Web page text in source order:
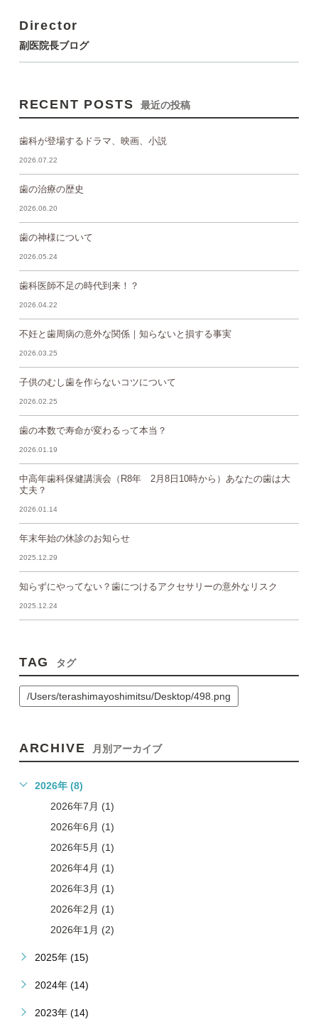
Director
副医院長ブログ
RECENT POSTS 最近の投稿
歯科が登場するドラマ、映画、小説
2026.07.22
歯の治療の歴史
2026.06.20
歯の神様について
2026.05.24
歯科医師不足の時代到来！？
2026.04.22
不妊と歯周病の意外な関係｜知らないと損する事実
2026.03.25
子供のむし歯を作らないコツについて
2026.02.25
歯の本数で寿命が変わるって本当？
2026.01.19
中高年歯科保健講演会（R8年 2月8日10時から）あなたの歯は大
丈夫？
2026.01.14
年末年始の休診のお知らせ
2025.12.29
知らずにやってない？歯につけるアクセサリーの意外なリスク
2025.12.24
TAG タグ
/Users/terashimayoshimitsu/Desktop/498.png
ARCHIVE 月別アーカイブ
2026年 (8)
2026年7月 (1)
2026年6月 (1)
2026年5月 (1)
2026年4月 (1)
2026年3月 (1)
2026年2月 (1)
2026年1月 (2)
2025年 (15)
2024年 (14)
2023年 (14)